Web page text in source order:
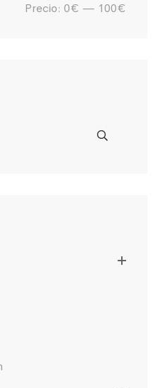
Precio: 0€ — 100€